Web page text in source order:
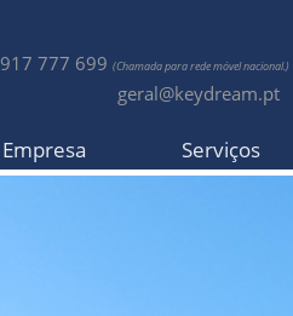
917 777 699 (Chamada para rede móvel nacional.)
geral@keydream.pt
Empresa Serviços